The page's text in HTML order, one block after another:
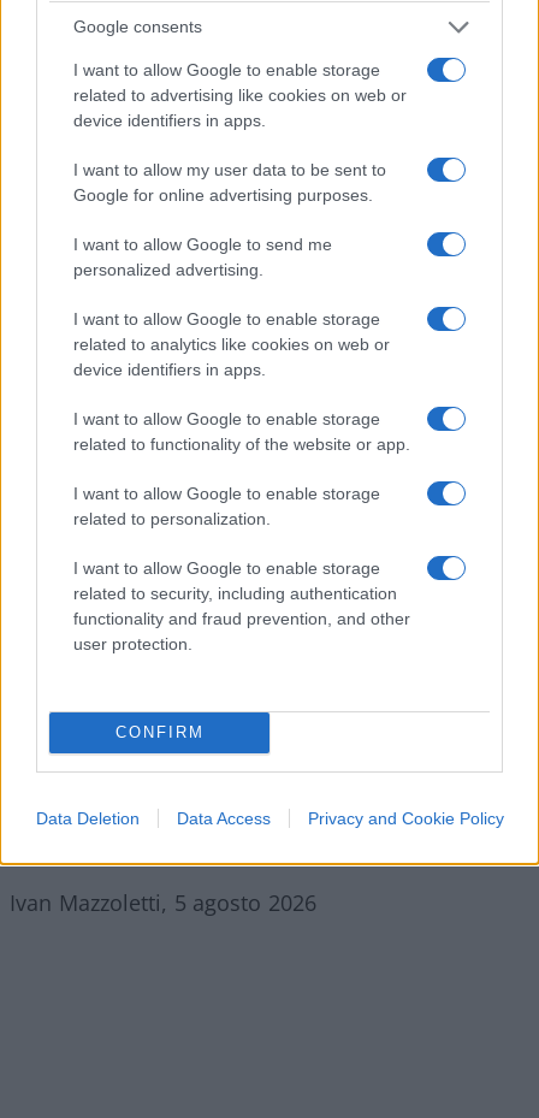
Google consents
I want to allow Google to enable storage
related to advertising like cookies on web or
device identifiers in apps.
I want to allow my user data to be sent to
Google for online advertising purposes.
I want to allow Google to send me
personalized advertising.
I want to allow Google to enable storage
related to analytics like cookies on web or
device identifiers in apps.
I want to allow Google to enable storage
related to functionality of the website or app.
I want to allow Google to enable storage
related to personalization.
I want to allow Google to enable storage
related to security, including authentication
functionality and fraud prevention, and other
user protection.
CONFIRM
Data Deletion Data Access Privacy and Cookie Policy
alternativo, i quattro giorni che separarono quel
concerto dalla scomparsa di Pino Danielenon
sarebbero stati gli ultimi di una storia in
sospeso ma l’inizio di un nuovo inizio
sappiamo, ovviamente, se sarebbe bastato. Ma è
proprio la sensazione di un tempo mancato per
pochissimo — quel “non abbiamo avuto il tempo
di dircelo”, come lo definisce Fabiola stessa — a
impossibile da verificare.
Resta, come dice lei nel libro che ha dedicato a
questa parte fondamentale della sua vita, “l’amore
ogni “se”.
Ivan Mazzoletti, 5 agosto 2026